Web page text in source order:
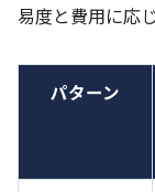
易度と費用に応
パターン